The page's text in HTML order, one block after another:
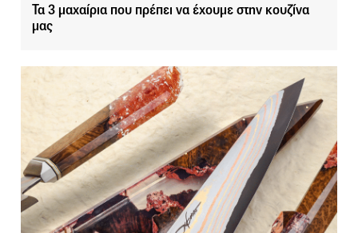
Τα 3 μαχαίρια που πρέπει να έχουμε στην κουζίνα
μας